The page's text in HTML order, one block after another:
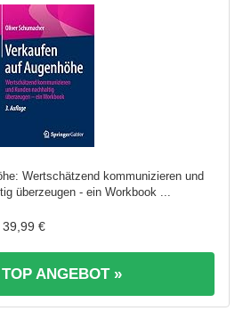
Wertschätzend kommunizieren und
überzeugen - ein Workbook ...
39,99 €
ANGEBOT »